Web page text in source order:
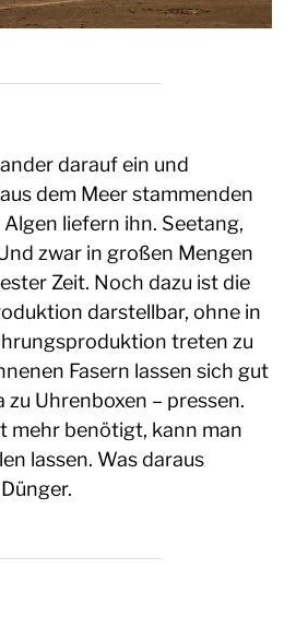
darauf ein und
dem Meer stammenden
liefern ihn. Seetang,
zwar in großen Mengen
Zeit. Noch dazu ist die
darstellbar, ohne in
treten zu
Fasern lassen sich gut
zu Uhrenboxen – pressen.
mehr benötigt, kann man
lassen. Was daraus